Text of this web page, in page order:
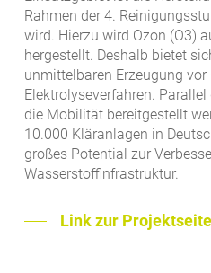
Rahmen der 4.
wird. Hierzu wird Ozon (O3)
hergestellt. Deshalb bietet
unmittelbaren Erzeugung
Elektrolyseverfahren.
die Mobilität bereitgestellt
10.000 Kläranlagen in
großes Potential zur
Wasserstoffinfrastruktur.
Link zur Projektseite